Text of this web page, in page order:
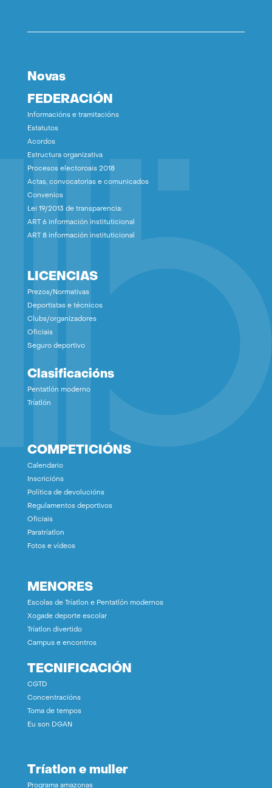
Novas
FEDERACIÓN
Informacións e tramitacións
Estatutos
Acordos
Estructura organizativa
Procesos electoroais 2018
Actas, convocatorias e comunicados
Convenios
Lei 19/2013 de transparencia:
ART 6 información instituticional
ART 8 información instituticional
LICENCIAS
Prezos/Normativas
Deportistas e técnicos
Clubs/organizadores
Oficiais
Seguro deportivo
Clasificacións
Pentatlón moderno
Tríatlón
COMPETICIÓNS
Calendario
Inscricións
Política de devolucións
Regulamentos deportivos
Oficiais
Paratríatlon
Fotos e vídeos
MENORES
Escolas de Tríatlon e Pentatlón modernos
Xogade deporte escolar
Tríatlon divertido
Campus e encontros
TECNIFICACIÓN
CGTD
Concentracións
Toma de tempos
Eu son DGAN
Tríatlon e muller
Programa amazonas